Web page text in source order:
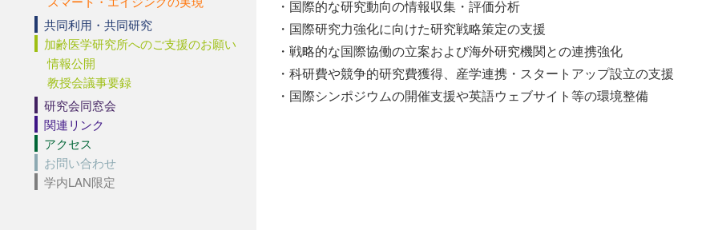
・国際的な研究動向の情報収集・評価分析
・国際研究力強化に向けた研究戦略策定の支援
・戦略的な国際協働の立案および海外研究機関との連携強化
・科研費や競争的研究費獲得、産学連携・スタートアップ設立の支援
・国際シンポジウムの開催支援や英語ウェブサイト等の環境整備
共同利用・共同研究
加齢医学研究所へのご支援のお願い
情報公開
教授会議事要録
研究会同窓会
関連リンク
アクセス
お問い合わせ
学内LAN限定